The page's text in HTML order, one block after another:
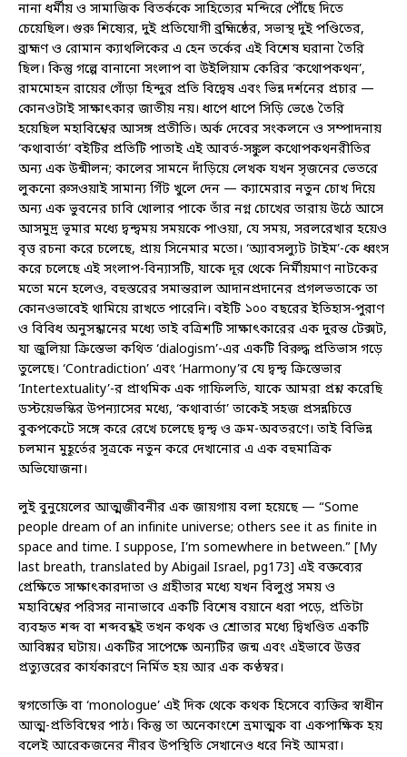
নানা ধর্মীয় ও সামাজিক বিতর্ককে সাহিত্যের মন্দিরে পৌঁছে দিতে
চেয়েছিল। গুরু শিষ্যের, দুই প্রতিযোগী ব্রহ্মিষ্ঠের, সভাস্থ দুই পণ্ডিতের,
ব্রাহ্মণ ও রোমান ক্যাথলিকের এ হেন তর্কের এই বিশেষ ঘরানা তৈরি
ছিল। কিন্তু গল্পে বানানো সংলাপ বা উইলিয়াম কেরির ‘কথোপকথন’,
রামমোহন রায়ের গোঁড়া হিন্দুর প্রতি বিদ্বেষ এবং ভিন্ন দর্শনের প্রচার —
কোনওটাই সাক্ষাৎকার জাতীয় নয়। ধাপে ধাপে সিড়ি ভেঙে তৈরি
হয়েছিল মহাবিশ্বের আসঙ্গ প্রতীতি। অর্ক দেবের সংকলনে ও সম্পাদনায়
‘কথাবার্তা’ বইটির প্রতিটি পাতাই এই আবর্ত-সঙ্কুল কথোপকথনরীতির
অন্য এক উন্মীলন; কালের সামনে দাঁড়িয়ে লেখক যখন সৃজনের ভেতরে
লুকনো রুসওয়াই সামান্য গিঁট খুলে দেন — ক্যামেরার নতুন চোখ দিয়ে
অন্য এক ভুবনের চাবি খোলার পাকে তাঁর নগ্ন চোখের তারায় উঠে আসে
আসমুদ্র ভূমার মধ্যে দ্বন্দ্বময় সময়কে পাওয়া, যে সময়, সরলরেখার হয়েও
বৃত্ত রচনা করে চলেছে, প্রায় সিনেমার মতো। ‘অ্যাবসল্যুট টাইম’-কে ধ্বংস
করে চলেছে এই সংলাপ-বিন্যাসটি, যাকে দূর থেকে নির্মীয়মাণ নাটকের
মতো মনে হলেও, বহুস্তরের সমান্তরাল আদানপ্রদানের প্রগলভতাকে তা
কোনওভাবেই থামিয়ে রাখতে পারেনি। বইটি ১০০ বছরের ইতিহাস-পুরাণ
ও বিবিধ অনুসন্ধানের মধ্যে তাই বত্রিশটি সাক্ষাৎকারের এক দুরন্ত টেক্সট,
যা জুলিয়া ক্রিস্তেভা কথিত ‘dialogism’-এর একটি বিরুদ্ধ প্রতিভাস গড়ে
তুলেছে। ‘Contradiction’ এবং ‘Harmony’র যে দ্বন্দ্ব ক্রিস্তেভার
‘Intertextuality’-র প্রাথমিক এক গাফিলতি, যাকে আমরা প্রশ্ন করেছি
ডস্টয়েভস্কির উপন্যাসের মধ্যে, ‘কথাবার্তা’ তাকেই সহজ প্রসন্নচিত্তে
বুকপকেটে সঙ্গে করে রেখে চলেছে দ্বন্দ্ব ও ক্রম-অবতরণে। তাই বিভিন্ন
চলমান মুহূর্তের সূত্রকে নতুন করে দেখানোর এ এক বহুমাত্রিক
অভিযোজনা।
লুই বুনুয়েলের আত্মজীবনীর এক জায়গায় বলা হয়েছে — “Some
people dream of an infinite universe; others see it as finite in
space and time. I suppose, I’m somewhere in between.” [My
last breath, translated by Abigail Israel, pg173] এই বক্তব্যের
প্রেক্ষিতে সাক্ষাৎকারদাতা ও গ্রহীতার মধ্যে যখন বিলুপ্ত সময় ও
মহাবিশ্বের পরিসর নানাভাবে একটি বিশেষ বয়ানে ধরা পড়ে, প্রতিটা
ব্যবহৃত শব্দ বা শব্দবন্ধই তখন কথক ও শ্রোতার মধ্যে দ্বিখণ্ডিত একটি
আবিষ্কার ঘটায়। একটির সাপেক্ষে অন্যটির জন্ম এবং এইভাবে উত্তর
প্রত্যুত্তরের কার্যকারণে নির্মিত হয় আর এক কণ্ঠস্বর।
স্বগতোক্তি বা ‘monologue’ এই দিক থেকে কথক হিসেবে ব্যক্তির স্বাধীন
আত্ম-প্রতিবিম্বের পাঠ। কিন্তু তা অনেকাংশে ভ্রমাত্মক বা একপাক্ষিক হয়
বলেই আরেকজনের নীরব উপস্থিতি সেখানেও ধরে নিই আমরা।